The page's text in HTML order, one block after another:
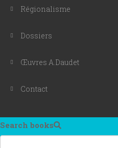
Régionalisme
Dossiers
Œuvres A.Daudet
Contact
Search books